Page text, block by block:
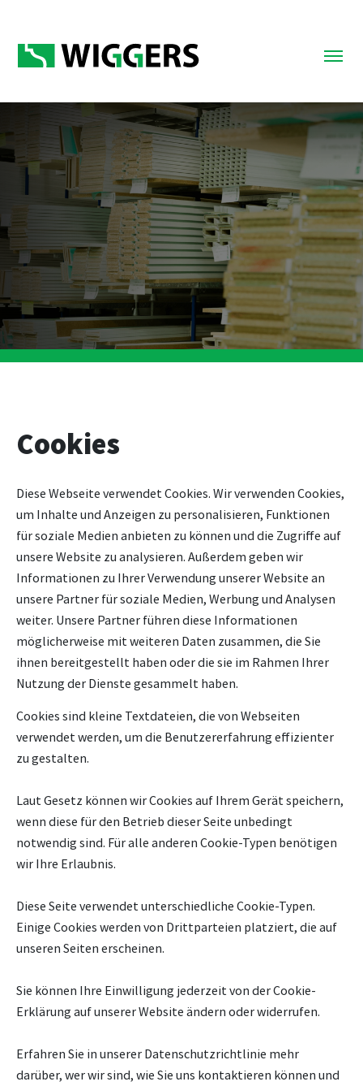
Cookies
Diese Webseite verwendet Cookies. Wir verwenden Cookies,
um Inhalte und Anzeigen zu personalisieren, Funktionen
für soziale Medien anbieten zu können und die Zugriffe auf
unsere Website zu analysieren. Außerdem geben wir
Informationen zu Ihrer Verwendung unserer Website an
unsere Partner für soziale Medien, Werbung und Analysen
weiter. Unsere Partner führen diese Informationen
möglicherweise mit weiteren Daten zusammen, die Sie
ihnen bereitgestellt haben oder die sie im Rahmen Ihrer
Nutzung der Dienste gesammelt haben.
Cookies sind kleine Textdateien, die von Webseiten
verwendet werden, um die Benutzererfahrung effizienter
zu gestalten.
Laut Gesetz können wir Cookies auf Ihrem Gerät speichern,
wenn diese für den Betrieb dieser Seite unbedingt
notwendig sind. Für alle anderen Cookie-Typen benötigen
wir Ihre Erlaubnis.
Diese Seite verwendet unterschiedliche Cookie-Typen.
Einige Cookies werden von Drittparteien platziert, die auf
unseren Seiten erscheinen.
Sie können Ihre Einwilligung jederzeit von der Cookie-
Erklärung auf unserer Website ändern oder widerrufen.
Erfahren Sie in unserer Datenschutzrichtlinie mehr
darüber, wer wir sind, wie Sie uns kontaktieren können und